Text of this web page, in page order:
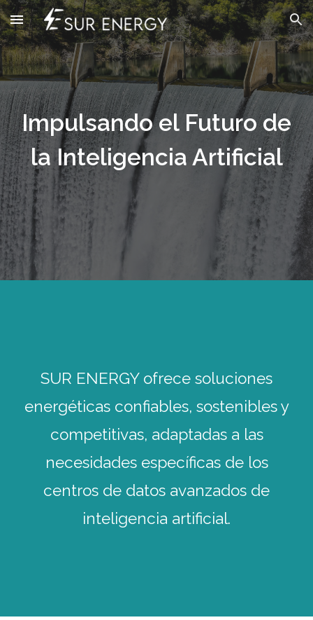
Skip to main content Skip to navigation
Impulsando el Futuro de
la Inteligencia Artificial
SUR ENERGY ofrece soluciones
energéticas confiables, sostenibles y
competitivas, adaptadas a las
necesidades específicas de los
centros de datos avanzados de
inteligencia artificial.